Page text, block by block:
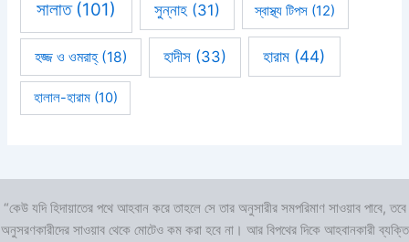
সালাত(101) সুন্নাহ (31) স্বাস্থ্য টিপস (12)
হজ্জ ও ওমরাহ্‌(18) হাদীস(33) হারাম (44)
হালাল-হারাম(10)
“কেউ যদি হিদায়াতের পথে আহবান করে তাহলে সে তার অনুসারীর সমপরিমাণ সাওয়াব পাবে, তবে
অনুসরণকারীদের সাওয়াব থেকে মোটেও কম করা হবে না। আর বিপথের দিকে আহবানকারী ব্যক্তি